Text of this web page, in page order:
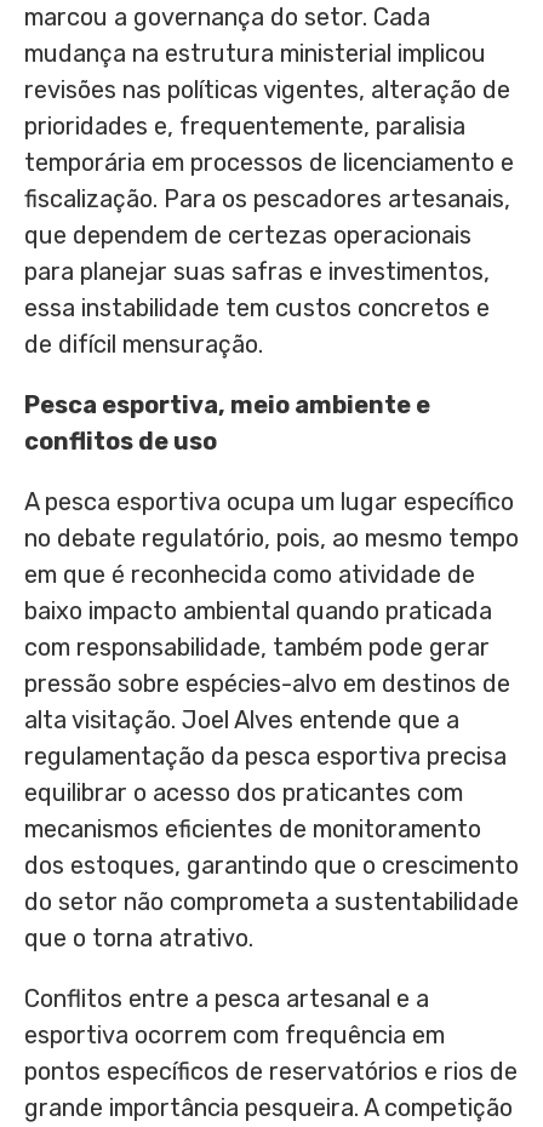
marcou a governança do setor. Cada
mudança na estrutura ministerial implicou
revisões nas políticas vigentes, alteração de
prioridades e, frequentemente, paralisia
temporária em processos de licenciamento e
fiscalização. Para os pescadores artesanais,
que dependem de certezas operacionais
para planejar suas safras e investimentos,
essa instabilidade tem custos concretos e
de difícil mensuração.
Pesca esportiva, meio ambiente e
conflitos de uso
A pesca esportiva ocupa um lugar específico
no debate regulatório, pois, ao mesmo tempo
em que é reconhecida como atividade de
baixo impacto ambiental quando praticada
com responsabilidade, também pode gerar
pressão sobre espécies-alvo em destinos de
alta visitação. Joel Alves entende que a
regulamentação da pesca esportiva precisa
equilibrar o acesso dos praticantes com
mecanismos eficientes de monitoramento
dos estoques, garantindo que o crescimento
do setor não comprometa a sustentabilidade
que o torna atrativo.
Conflitos entre a pesca artesanal e a
esportiva ocorrem com frequência em
pontos específicos de reservatórios e rios de
grande importância pesqueira. A competição